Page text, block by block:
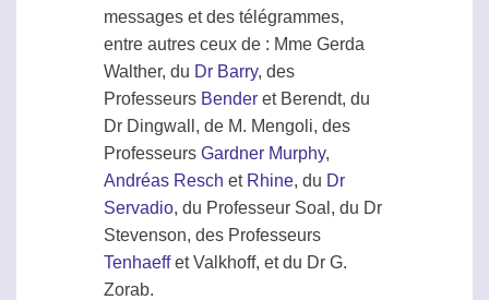
messages et des télégrammes,
entre autres ceux de : Mme Gerda
Walther, du Dr Barry, des
Professeurs Bender et Berendt, du
Dr Dingwall, de M. Mengoli, des
Professeurs Gardner Murphy,
Andréas Resch et Rhine, du Dr
Servadio, du Professeur Soal, du Dr
Stevenson, des Professeurs
Tenhaeffet Valkhoff, et du Dr G.
Zorab.